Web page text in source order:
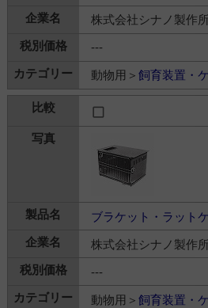
株式会社シナノ製作所
---
動物用＞ 飼育装置・
ブラケット・ラット
株式会社シナノ製作所
---
動物用＞ 飼育装置・